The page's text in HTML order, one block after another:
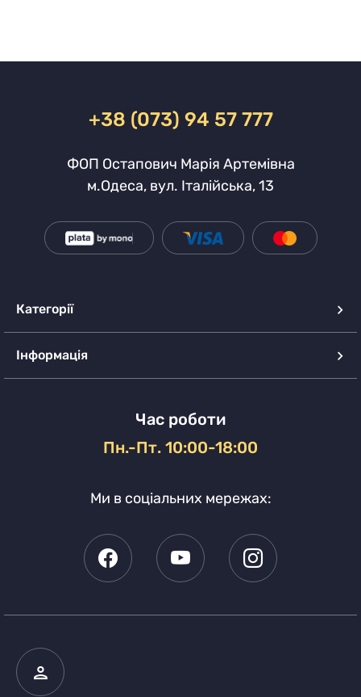
+38 (073) 94 57 777
ФОП Остапович Марія Артемівна
м.Одеса, вул. Італійська, 13
Категорії
Інформація
Час роботи
Пн.-Пт. 10:00-18:00
Ми в соціальних мережах: